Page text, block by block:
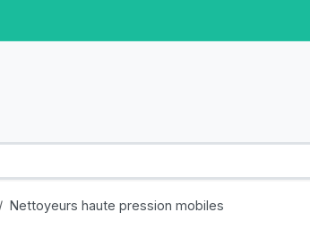
Nettoyeurs haute pression mobiles